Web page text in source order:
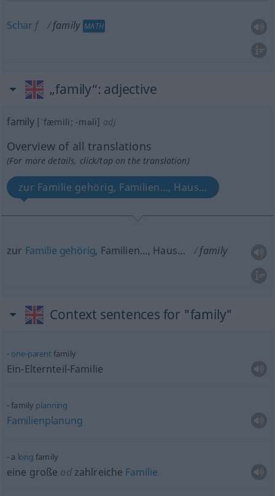
Schar f family MATH
„family“: adjective
family [ˈfæmili; -məli] adj
Overview of all translations
(For more details, click/tap on the translation)
zur Familie gehörig, Familien…, Haus…
zur Familie gehörig, Familien…, Haus… family
Context sentences for "family"
one-parent family
Ein-Elternteil-Familie
family planning
Familienplanung
a long family
eine große odzahlreiche Familie